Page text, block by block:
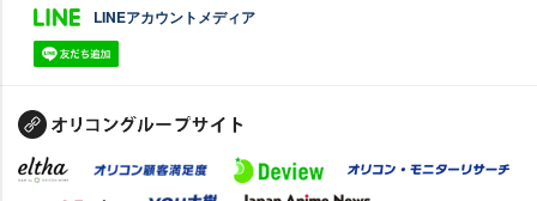
LINEアカウントメディア